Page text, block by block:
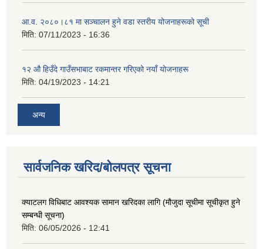
आ.व. २०८०।८१ मा सञ्चालन हुने वडा स्तरीय योजनाहरूको सूची
मिति: 07/11/2023 - 16:36
१२ औ हिउँदे गाउँसभाबाट रकमान्तर गरिएको नयाँ योजनाहरू
मिति: 04/19/2023 - 14:21
अन्य
सार्वजनिक खरिद/बोलपत्र सूचना
क्याटलग विधिबाट आवश्यक सामान खरिदका लागि (मौजुदा सूचीमा सूचीकृत हुने
सम्बन्धी सूचना)
मिति: 06/05/2026 - 12:41